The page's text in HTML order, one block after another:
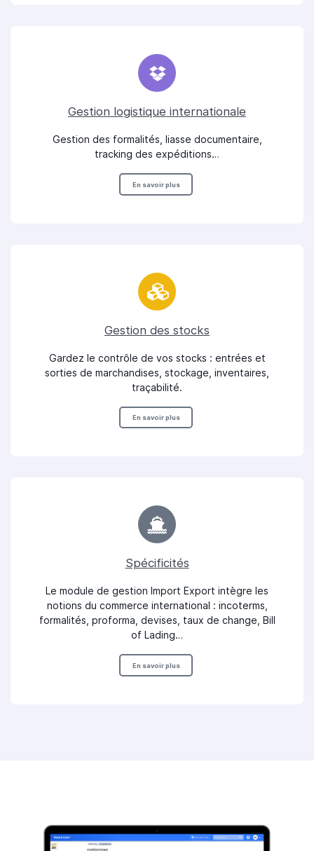
Gestion logistique internationale
Gestion des formalités, liasse documentaire,
tracking des expéditions…
En savoir plus
Gestion des stocks
Gardez le contrôle de vos stocks : entrées et
sorties de marchandises, stockage, inventaires,
traçabilité.
En savoir plus
Spécificités
Le module de gestion Import Export intègre les
notions du commerce international : incoterms,
formalités, proforma, devises, taux de change, Bill
of Lading…
En savoir plus